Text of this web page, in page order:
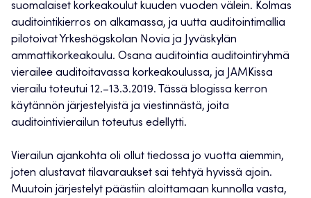
suomalaiset korkeakoulut kuuden vuoden välein. Kolmas
auditointikierros on alkamassa, ja uutta auditointimallia
pilotoivat Yrkeshögskolan Novia ja Jyväskylän
ammattikorkeakoulu. Osana auditointia auditointiryhmä
vierailee auditoitavassa korkeakoulussa, ja JAMKissa
vierailu toteutui 12.–13.3.2019. Tässä blogissa kerron
käytännön järjestelyistä ja viestinnästä, joita
auditointivierailun toteutus edellytti.
Vierailun ajankohta oli ollut tiedossa jo vuotta aiemmin,
joten alustavat tilavaraukset sai tehtyä hyvissä ajoin.
Muutoin järjestelyt päästiin aloittamaan kunnolla vasta,